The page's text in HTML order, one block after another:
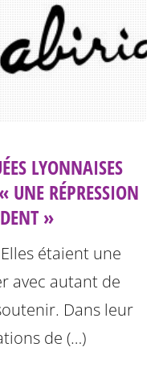
LYONNAISES
UNE RÉPRESSION
»
étaient une
avec autant de
Dans leur
de (…)